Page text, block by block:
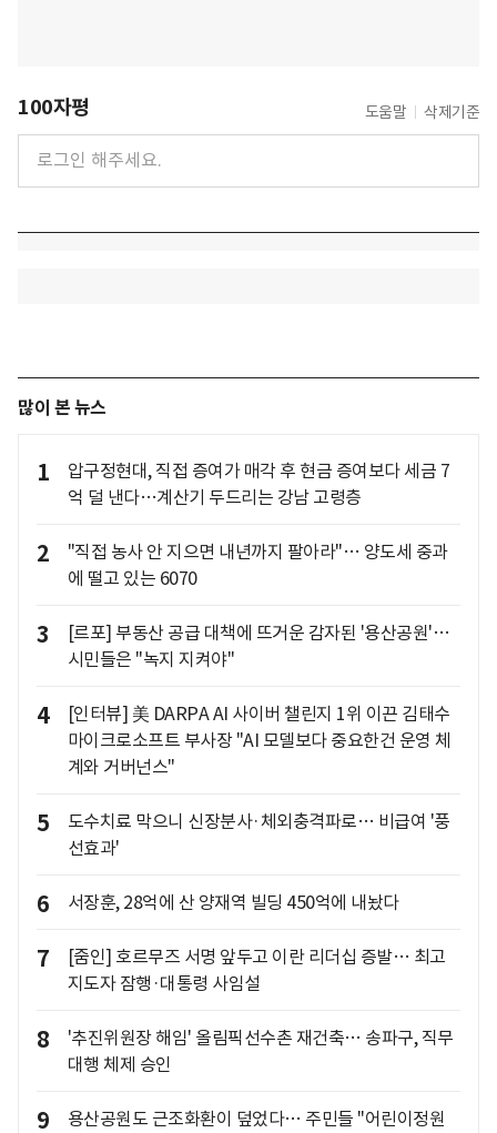
100자평 도움말 삭제기준
많이 본 뉴스
1
압구정현대, 직접 증여가 매각 후 현금 증여보다 세금 7
억 덜 낸다…계산기 두드리는 강남 고령층
2
"직접 농사 안 지으면 내년까지 팔아라"… 양도세 중과
에 떨고 있는 6070
3
[르포] 부동산 공급 대책에 뜨거운 감자된 '용산공원'…
시민들은 "녹지 지켜야"
4
[인터뷰] 美 DARPA AI 사이버 챌린지 1위 이끈 김태수
마이크로소프트 부사장 "AI 모델보다 중요한건 운영 체
계와 거버넌스"
5
도수치료 막으니 신장분사·체외충격파로… 비급여 '풍
선효과'
6 서장훈, 28억에 산 양재역 빌딩 450억에 내놨다
7
[줌인] 호르무즈 서명 앞두고 이란 리더십 증발… 최고
지도자 잠행·대통령 사임설
8
'추진위원장 해임' 올림픽선수촌 재건축… 송파구, 직무
대행 체제 승인
9 용산공원도 근조화환이 덮었다… 주민들 "어린이정원